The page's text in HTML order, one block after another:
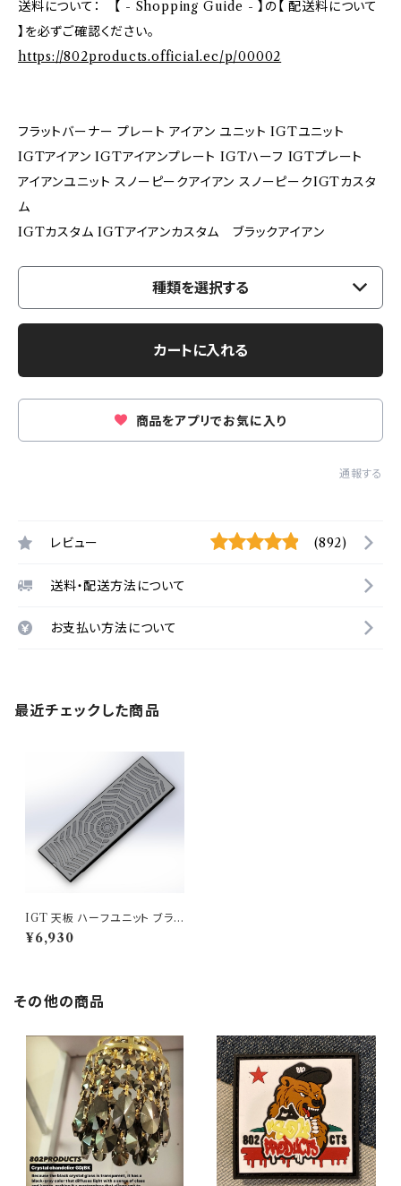
送料について： 【 - Shopping Guide - 】の【 配送料について
】を必ずご確認ください。
https://802products.official.ec/p/00002
フラットバーナー プレート アイアン ユニット IGTユニット
IGTアイアン IGTアイアンプレート IGTハーフ IGTプレート
アイアンユニット スノーピークアイアン スノーピークIGTカスタ
ム
IGTカスタム IGTアイアンカスタム ブラックアイアン
種類を選択する
カートに入れる
商品をアプリでお気に入り
通報する
レビュー (892)
送料・配送方法について
お支払い方法について
最近チェックした商品
IGT 天板 ハーフユニット ブラッ
クアイアン【 スパイダー 】アイア
ングリルテーブル Snow Peak
¥6,930
その他の商品